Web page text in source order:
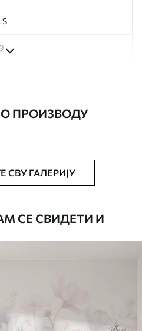
се може нежно очистити меким
Позадине са завршном
О ПРОИЗВОДУ
СВУ ГАЛЕРИЈУ
СЕ СВИДЕТИ И